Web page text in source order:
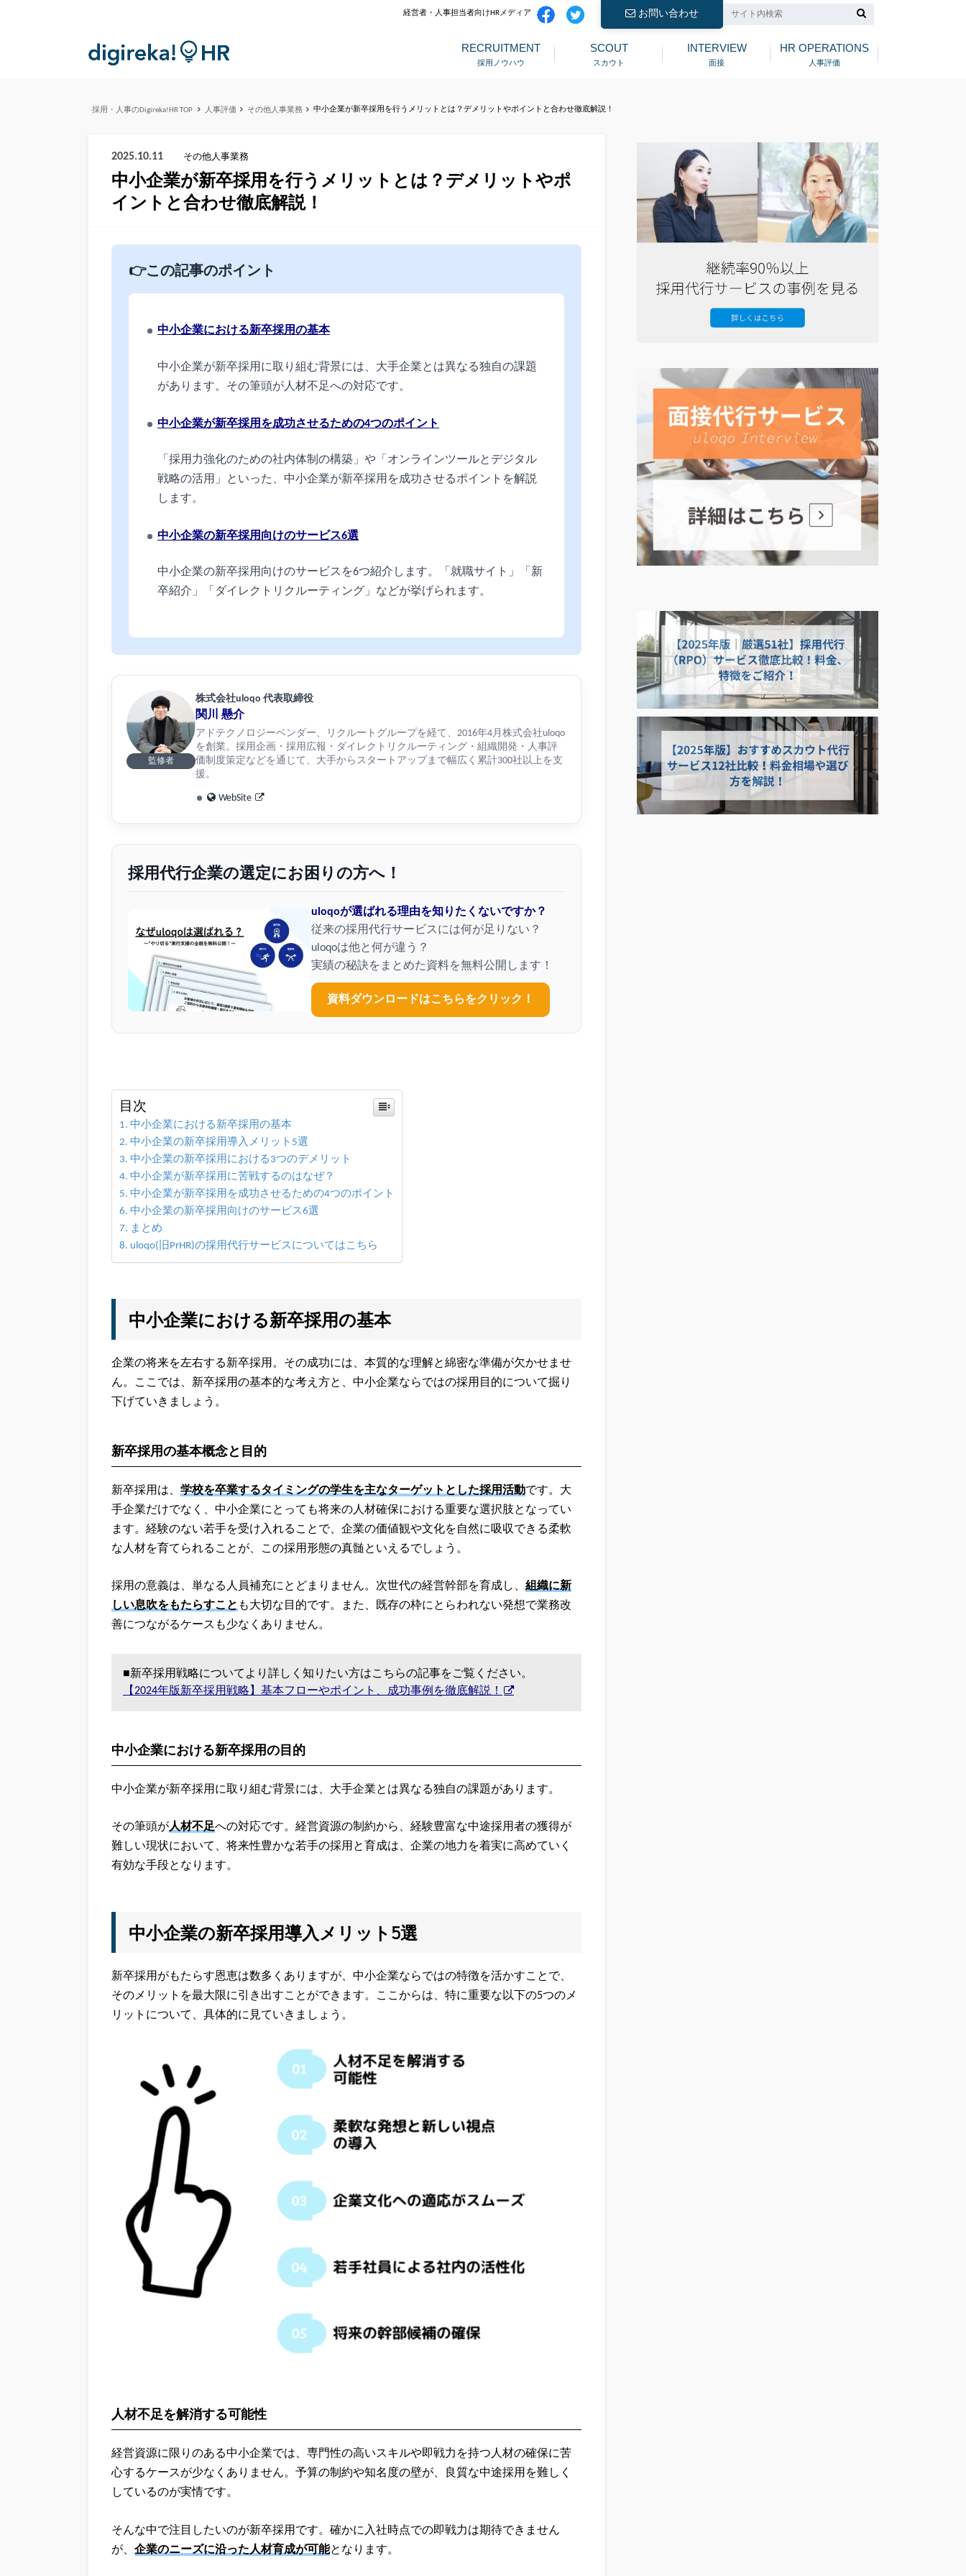
経営者・人事担当者向けHRメディア お問い合わせ
採用ノウハウ
RECRUITMENT
スカウト
SCOUT
面接
INTERVIEW
人事評価
HR OPERATIONS
採用・人事のDigireka!HR TOP 人事評価 その他人事業務 中小企業が新卒採用を行うメリットとは？デメリットやポイントと合わせ徹底解説！
2025.10.11 その他人事業務
中小企業が新卒採用を行うメリットとは？デメリットやポ
イントと合わせ徹底解説！
👉この記事のポイント
中小企業における新卒採用の基本
中小企業が新卒採用に取り組む背景には、大手企業とは異なる独自の課題
があります。その筆頭が人材不足への対応です。
中小企業が新卒採用を成功させるための4つのポイント
「採用力強化のための社内体制の構築」や「オンラインツールとデジタル
戦略の活用」といった、中小企業が新卒採用を成功させるポイントを解説
します。
中小企業の新卒採用向けのサービス6選
中小企業の新卒採用向けのサービスを6つ紹介します。「就職サイト」「新
卒紹介」「ダイレクトリクルーティング」などが挙げられます。
監修者
株式会社uloqo 代表取締役
関川 懸介
アドテクノロジーベンダー、リクルートグループを経て、2016年4月株式会社uloqo
を創業。採用企画・採用広報・ダイレクトリクルーティング・組織開発・人事評
価制度策定などを通じて、大手からスタートアップまで幅広く累計300社以上を支
援。
WebSite
採用代行企業の選定にお困りの方へ！
uloqoが選ばれる理由を知りたくないですか？
従来の採用代行サービスには何が足りない？
uloqoは他と何が違う？
実績の秘訣をまとめた資料を無料公開します！
資料ダウンロードはこちらをクリック！
目次
中小企業における新卒採用の基本
中小企業の新卒採用導入メリット5選
中小企業の新卒採用における3つのデメリット
中小企業が新卒採用に苦戦するのはなぜ？
中小企業が新卒採用を成功させるための4つのポイント
中小企業の新卒採用向けのサービス6選
まとめ
uloqo(旧PrHR)の採用代行サービスについてはこちら
中小企業における新卒採用の基本
企業の将来を左右する新卒採用。その成功には、本質的な理解と綿密な準備が欠かせませ
ん。ここでは、新卒採用の基本的な考え方と、中小企業ならではの採用目的について掘り
下げていきましょう。
新卒採用の基本概念と目的
新卒採用は、 学校を卒業するタイミングの学生を主なターゲットとした採用活動です。大
手企業だけでなく、中小企業にとっても将来の人材確保における重要な選択肢となってい
ます。経験のない若手を受け入れることで、企業の価値観や文化を自然に吸収できる柔軟
な人材を育てられることが、この採用形態の真髄といえるでしょう。
採用の意義は、単なる人員補充にとどまりません。次世代の経営幹部を育成し、 組織に新
しい息吹をもたらすこと も大切な目的です。また、既存の枠にとらわれない発想で業務改
善につながるケースも少なくありません。
■新卒採用戦略についてより詳しく知りたい方はこちらの記事をご覧ください。
【2024年版新卒採用戦略】基本フローやポイント、成功事例を徹底解説！
中小企業における新卒採用の目的
中小企業が新卒採用に取り組む背景には、大手企業とは異なる独自の課題があります。
その筆頭が人材不足への対応です。経営資源の制約から、経験豊富な中途採用者の獲得が
難しい現状において、将来性豊かな若手の採用と育成は、企業の地力を着実に高めていく
有効な手段となります。
中小企業の新卒採用導入メリット5選
新卒採用がもたらす恩恵は数多くありますが、中小企業ならではの特徴を活かすことで、
そのメリットを最大限に引き出すことができます。ここからは、特に重要な以下の5つのメ
リットについて、具体的に見ていきましょう。
人材不足を解消する可能性
経営資源に限りのある中小企業では、専門性の高いスキルや即戦力を持つ人材の確保に苦
心するケースが少なくありません。予算の制約や知名度の壁が、良質な中途採用を難しく
しているのが実情です。
そんな中で注目したいのが新卒採用です。確かに入社時点での即戦力は期待できません
が、 企業のニーズに沿った人材育成が可能となります。